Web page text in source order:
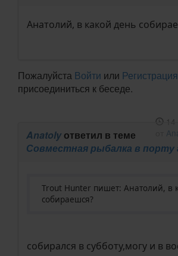
Анатолий, в какой день
Пожалуйста Войти или Регистрация
присоединиться к беседе.
Anatoly ответил в теме
Совместная рыбалка в порту
Trout Hunter пишет: Анатолий, в
собираешся?
собирался в субботу,могу и в